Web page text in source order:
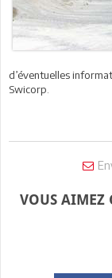
d’éventuelles
Swicorp.
VOUS AIMEZ